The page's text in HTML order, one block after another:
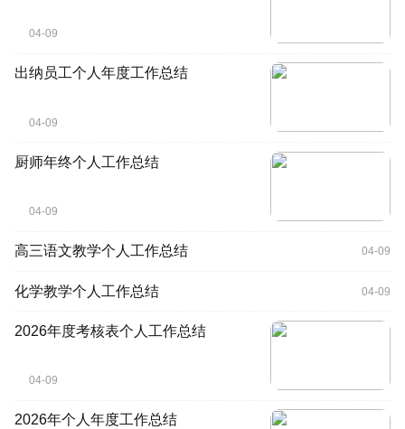
04-09
出纳员工个人年度工作总结
04-09
厨师年终个人工作总结
04-09
高三语文教学个人工作总结 04-09
化学教学个人工作总结 04-09
2026年度考核表个人工作总结
04-09
2026年个人年度工作总结